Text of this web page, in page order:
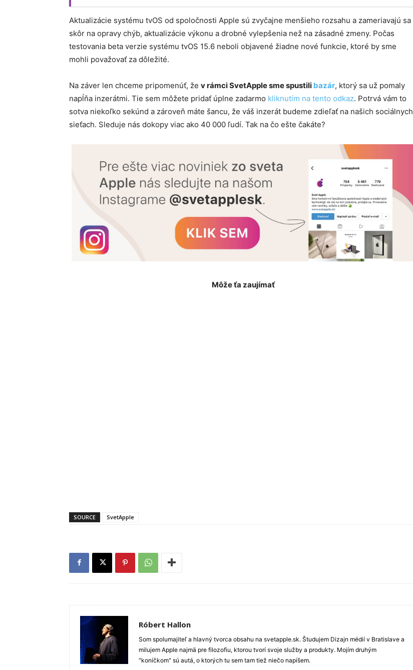
Aktualizácie systému tvOS od spoločnosti Apple sú zvyčajne menšieho rozsahu a zameriavajú sa
skôr na opravy chýb, aktualizácie výkonu a drobné vylepšenia než na zásadné zmeny. Počas
testovania beta verzie systému tvOS 15.6 neboli objavené žiadne nové funkcie, ktoré by sme
mohli považovať za dôležité.
Na záver len chceme pripomenúť, že v rámci SvetApple sme spustili bazár, ktorý sa už pomaly
napĺňa inzerátmi. Tie sem môžete pridať úplne zadarmo kliknutím na tento odkaz. Potrvá vám to
sotva niekoľko sekúnd a zároveň máte šancu, že váš inzerát budeme zdieľať na našich sociálnych
sieťach. Sleduje nás dokopy viac ako 40 000 ľudí. Tak na čo ešte čakáte?
Môže ťa zaujímať
SOURCE SvetApple
Róbert Hallon
Som spolumajiteľ a hlavný tvorca obsahu na svetapple.sk. Študujem Dizajn médií v Bratislave a
milujem Apple najmä pre filozofiu, ktorou tvorí svoje služby a produkty. Mojím druhým
"koníčkom" sú autá, o ktorých tu sem tam tiež niečo napíšem.